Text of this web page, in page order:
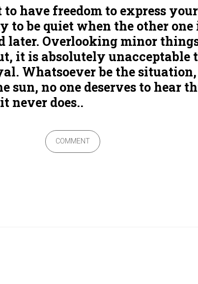
to have freedom to express
to be quiet when the other
later. Overlooking minor
it is absolutely unacceptable
Whatsoever be the situation,
sun, no one deserves to hear
never does..
COMMENT